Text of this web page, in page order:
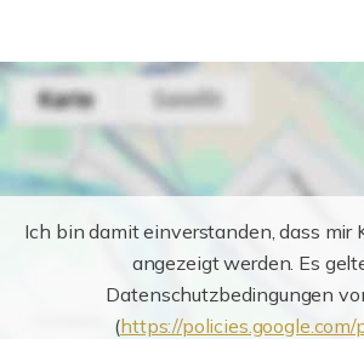
Ich bin damit einverstanden, dass mir
angezeigt werden. Es
Datenschutzbedingungen
(https://policies.google.com/